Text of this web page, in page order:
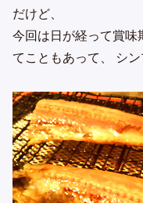
だけど、
今回は日が経って賞味
てこともあって、 シン